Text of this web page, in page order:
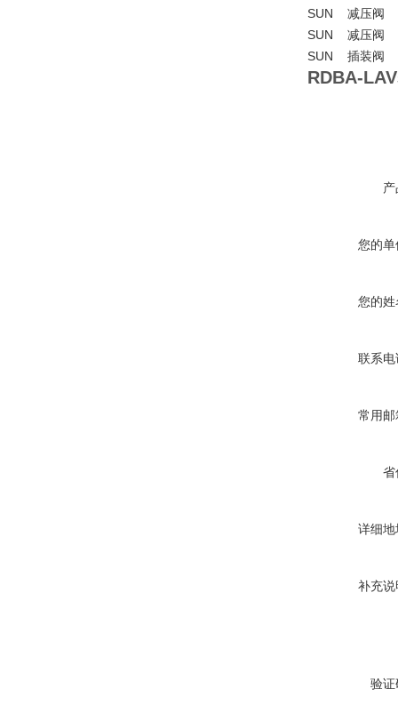
SUN 减压阀
SUN 减压阀
SUN 插装阀
RDBA-LAV
您的
您的
联系
常用
省
详细
补充
验